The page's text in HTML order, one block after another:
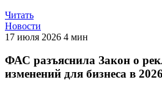
Читать
Новости
17 июля 2026 4 мин
ФАС разъяснила Закон о
изменений для бизнеса в